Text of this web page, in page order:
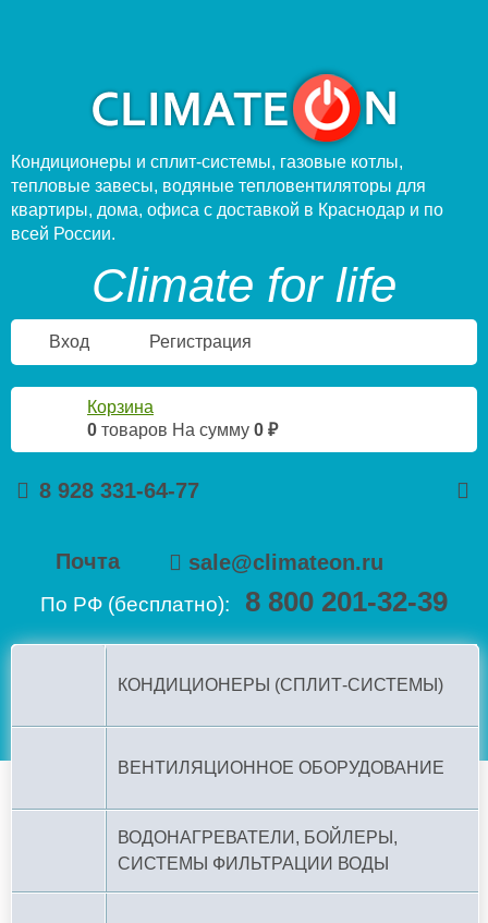
Кондиционеры и сплит-системы, газовые котлы,
тепловые завесы, водяные тепловентиляторы для
квартиры, дома, офиса с доставкой в Краснодар и по
всей России.
Climate for life
Вход Регистрация
Корзина
0 товаров На сумму 0 ₽
8 928 331-64-77
Почта sale@climateon.ru
По РФ (бесплатно): 8 800 201-32-39
КОНДИЦИОНЕРЫ (СПЛИТ-СИСТЕМЫ)
ВЕНТИЛЯЦИОННОЕ ОБОРУДОВАНИЕ
ВОДОНАГРЕВАТЕЛИ, БОЙЛЕРЫ,
СИСТЕМЫ ФИЛЬТРАЦИИ ВОДЫ